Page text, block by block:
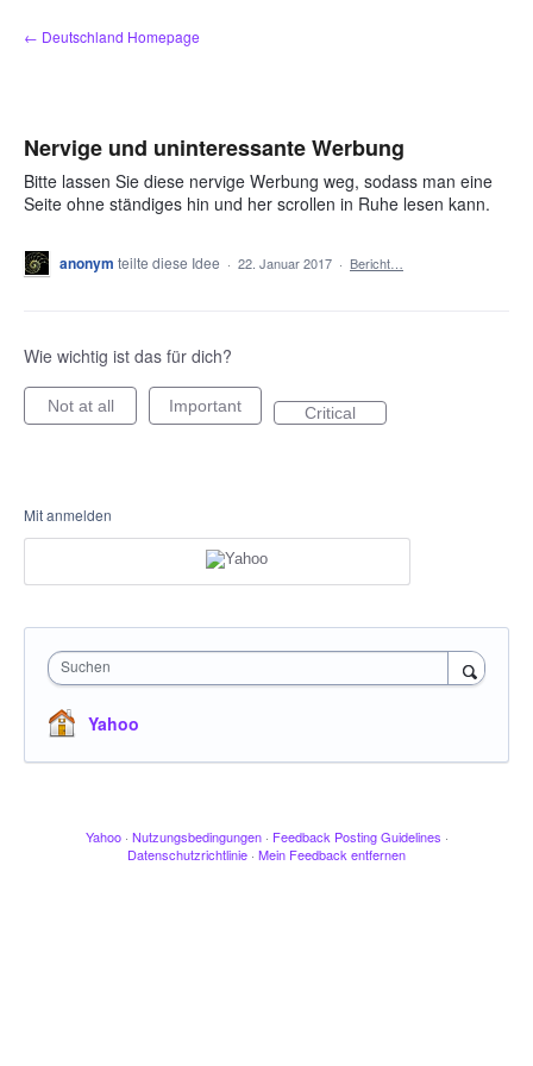
Zum
Inhalt
← Deutschland Homepage
Nervige und uninteressante Werbung
Bitte lassen Sie diese nervige Werbung weg, sodass man eine
Seite ohne ständiges hin und her scrollen in Ruhe lesen kann.
anonym teilte diese Idee · 22. Januar 2017 · Bericht…
Wie wichtig ist das für dich?
Not at all Important Critical
Mit anmelden
Suchen
Yahoo
Yahoo · Nutzungsbedingungen · Feedback Posting Guidelines ·
Datenschutzrichtlinie · Mein Feedback entfernen